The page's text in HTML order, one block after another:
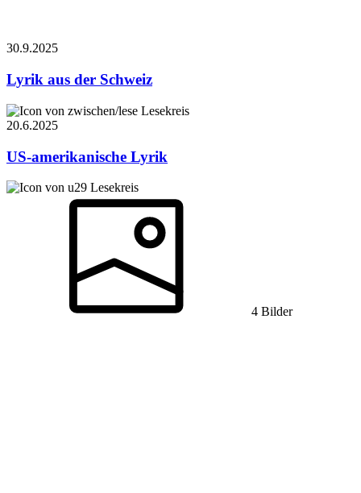
30.9.2025
Lyrik aus der Schweiz
Lesekreis
20.6.2025
US-amerikanische Lyrik
Lesekreis
4 Bilder